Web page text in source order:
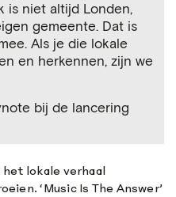
is niet altijd Londen,
gemeente. Dat is
Als je die lokale
en herkennen, zijn we
bij de lancering
lokale verhaal
‘Music Is The Answer’